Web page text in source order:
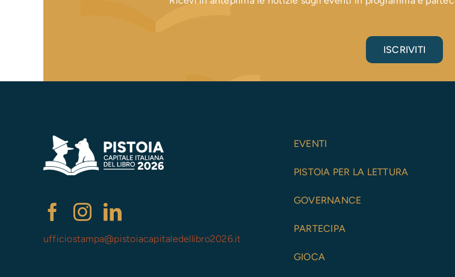
ISCRIVITI
ufficiostampa@pistoiacapitaledellibro2026.it
EVENTI
PISTOIA PER LA LETTURA
GOVERNANCE
PARTECIPA
GIOCA